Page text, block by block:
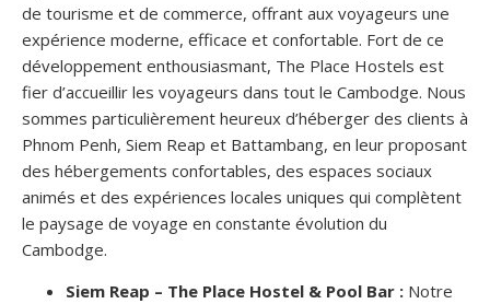
de tourisme et de commerce, offrant aux voyageurs une
expérience moderne, efficace et confortable. Fort de ce
développement enthousiasmant, The Place Hostels est
fier d’accueillir les voyageurs dans tout le Cambodge. Nous
sommes particulièrement heureux d’héberger des clients à
Phnom Penh, Siem Reap et Battambang, en leur proposant
des hébergements confortables, des espaces sociaux
animés et des expériences locales uniques qui complètent
le paysage de voyage en constante évolution du
Cambodge.
Siem Reap – The Place Hostel & Pool Bar : Notre